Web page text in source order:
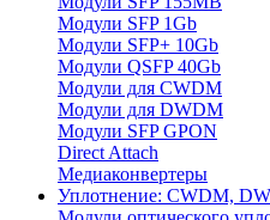
Модули SFP 1Gb
Модули SFP+ 10Gb
Модули QSFP 40Gb
Модули для CWDM
Модули для DWDM
Модули SFP GPON
Direct Attach
Медиаконвертеры
Уплотнение: CWDM,